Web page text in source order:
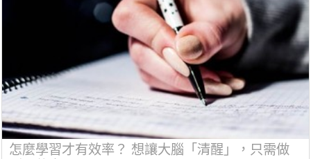
怎麼學習才有效率？ 想讓大腦「清醒」，只需做